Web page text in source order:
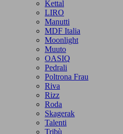
Kettal
LIRO
Manutti
MDF Italia
Moonlight
Muuto
OASIQ
Pedrali
Poltrona Frau
Riva
Rizz
Roda
Skagerak
Talenti
Tribù